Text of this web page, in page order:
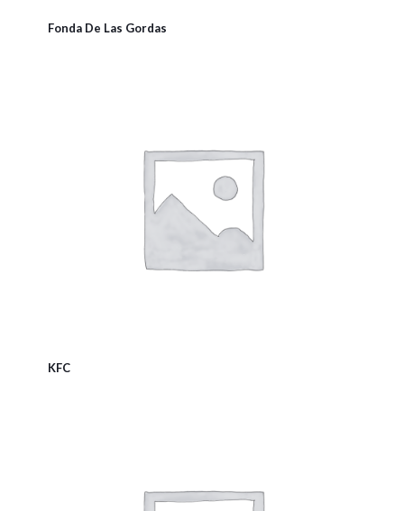
Fonda De Las Gordas
KFC